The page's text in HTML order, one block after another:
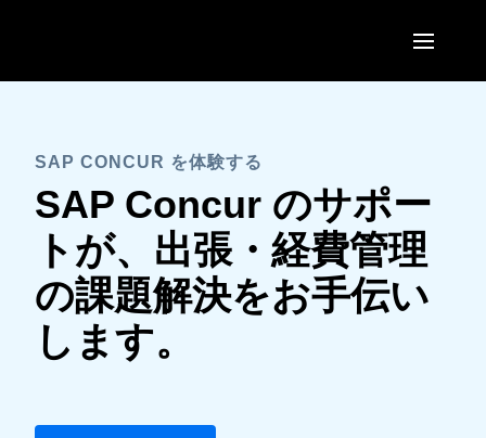
United States (English)
Canada (English)
Canada (Français)
México (Español)
EUROPE
United Kingdom (English)
France (Français)
Deutschland (Deutsch)
ASIA PACIFIC
Australia (English)
SAP CONCUR を体験する
SAP Concur のサポー
トが、出張・経費管理
の課題解決をお手伝い
します。